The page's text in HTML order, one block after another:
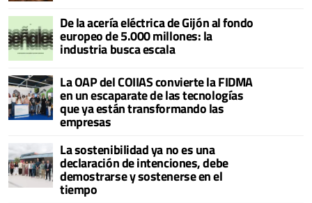
De la acería eléctrica de Gijón al fondo
europeo de 5.000 millones: la
industria busca escala
La OAP del COIIAS convierte la FIDMA
en un escaparate de las tecnologías
que ya están transformando las
empresas
La sostenibilidad ya no es una
declaración de intenciones, debe
demostrarse y sostenerse en el
tiempo